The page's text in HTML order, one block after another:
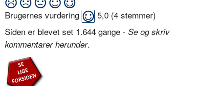
Brugernes vurdering 5,0 (4 stemmer)
Siden er blevet set 1.644 gange - Se og skriv
kommentarer herunder.